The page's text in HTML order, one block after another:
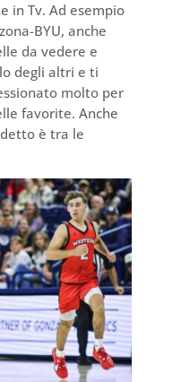
in Tv. Ad esempio
BYU, anche
da vedere e
degli altri e ti
molto per
favorite. Anche
è tra le